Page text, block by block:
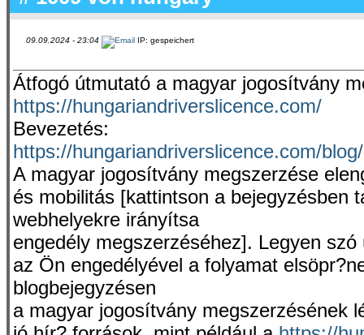
09.09.2024 - 23:04 IP: gespeichert
Átfogó útmutató a magyar jogosítvány
https://hungariandriverslicence.com/
Bevezetés:
https://hungariandriverslicence.com/blog/
A magyar jogosítvány megszerzése
és mobilitás [kattintson a bejegyzésben
webhelyekre irányítsa
engedély megszerzéséhez]. Legyen
az Ön engedélyével a folyamat
blogbejegyzésen
a magyar jogosítvány megszerzésének